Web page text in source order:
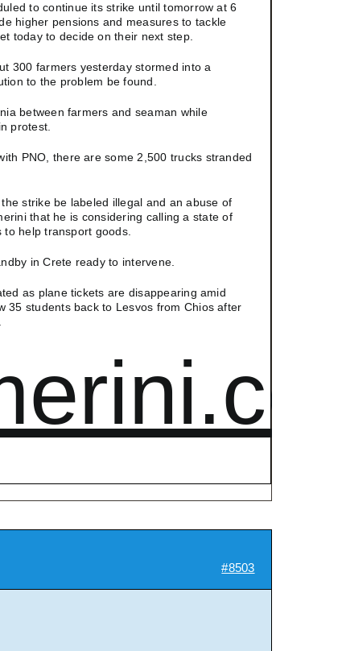
to continue its strike until tomorrow at 6
higher pensions and measures to tackle
today to decide on their next step.
300 farmers yesterday stormed into a
to the problem be found.
between farmers and seaman while
protest.
PNO, there are some 2,500 trucks stranded
strike be labeled illegal and an abuse of
that he is considering calling a state of
help transport goods.
in Crete ready to intervene.
as plane tickets are disappearing amid
35 students back to Lesvos from Chios after
#8503